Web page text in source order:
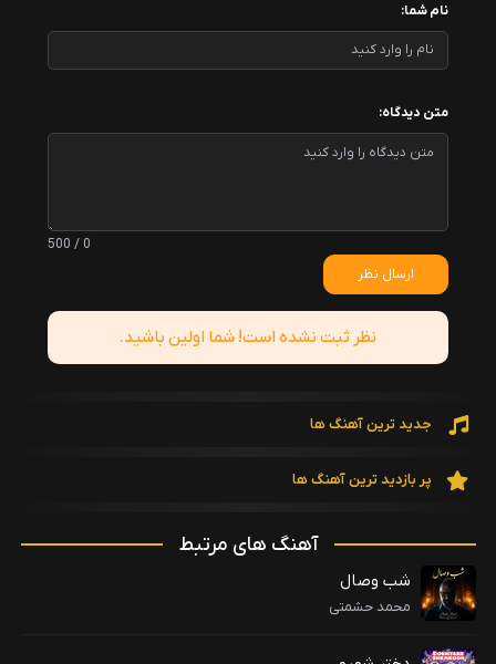
نام شما:
متن دیدگاه:
0 / 500
ارسال نظر
نظر ثبت نشده است! شما اولین باشید.
جدید ترین آهنگ ها
پر بازدید ترین آهنگ ها
آهنگ های مرتبط
شب وصال
محمد حشمتی